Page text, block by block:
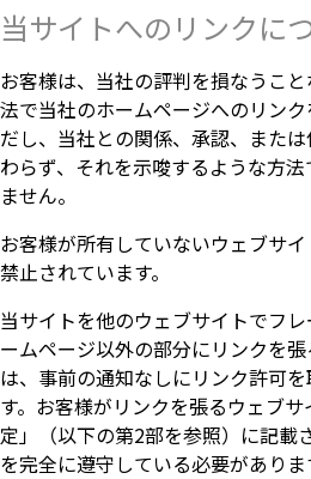
当サイトへのリンクに
お客様は、当社の評判を損なうこ
法で当社のホームページへのリン
だし、当社との関係、承認、また
わらず、それを示唆するような方
ません。
お客様が所有していないウェブサ
禁止されています。
当サイトを他のウェブサイトでフ
ームページ以外の部分にリンクを
は、事前の通知なしにリンク許可
す。お客様がリンクを張るウェブ
定」（以下の第2部を参照）に記載
を完全に遵守している必要がありま